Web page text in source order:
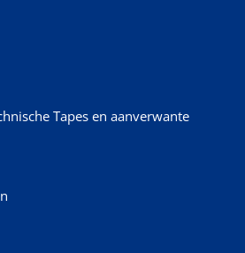
Tapes en aanverwante